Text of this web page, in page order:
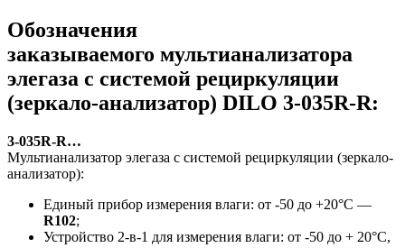
Обозначения
заказываемого мультианализатора
элегаза с системой рециркуляции
(зеркало-анализатор) DILO 3-035R-R:
3-035R-R…
Мультианализатор элегаза с системой рециркуляции (зеркало-
анализатор):
Единый прибор измерения влаги: от -50 до +20°C —
R102;
Устройство 2-в-1 для измерения влаги: от -50 до + 20°C,